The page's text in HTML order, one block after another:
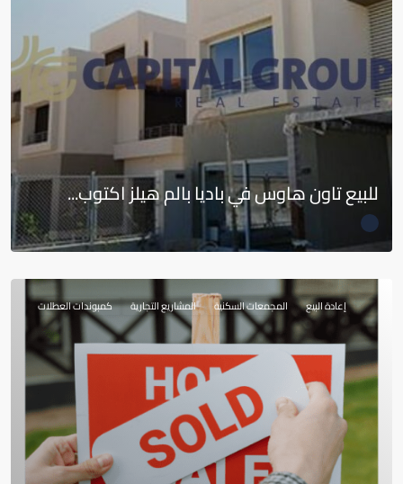
للبيع تاون هاوس في باديا بالم هيلز اكتوب...
إعادة البيع المجمعات السكنية المشاريع التجارية كمبوندات العطلات